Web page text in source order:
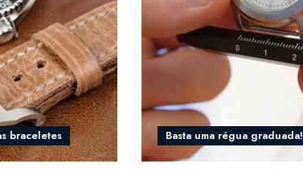
braceletes Basta uma régua graduada!